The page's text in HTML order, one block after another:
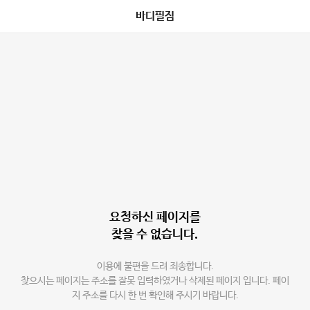
바디필짐
요청하신 페이지를
찾을 수 없습니다.
이용에 불편을 드려 죄송합니다.
찾으시는 페이지는 주소를 잘못 입력하였거나 삭제된 페이지 입니다. 페이
지 주소를 다시 한 번 확인해 주시기 바랍니다.